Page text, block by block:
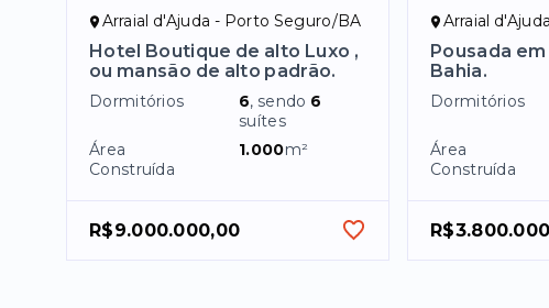
Arraial d'Ajuda - Porto Seguro/BA
Hotel Boutique de alto Luxo ,
ou mansão de alto padrão.
Dormitórios 6, sendo 6
suítes
Área
Construída
1.000m²
R$9.000.000,00
Arraial
Pousada
Bahia.
Dormitórios
Área
Construída